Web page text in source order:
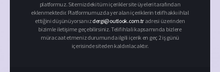
platformuz. Sitemizdeki tüm içerikler site üyeleri tarafından
eklenmektedir. Platformumuzda yer alan içeriklerin telif hakkı ihlal
ettiğini düşünüyorsanızdergi@outlook.com.tr adresi üzerinden
bizimle iletişime geçebilirsiniz. Telif ihlali kapsamında bizlere
müracaat etmeniz durumunda ilgili içerik en geç 2 iş günü
içerisinde siteden kaldırılacaktır.